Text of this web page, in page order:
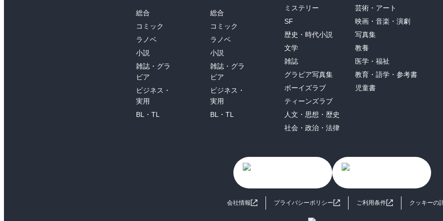
総合
コミック
ラノベ
小説
雑誌・グラ
ビア
ビジネス・
実用
BL・TL
総合
コミック
ラノベ
小説
雑誌・グラ
ビア
ビジネス・
実用
BL・TL
ミステリー
SF
歴史・時代小説
文学
雑誌
グラビア写真集
ボーイズラブ
ティーンズラブ
人文・思想・歴史
社会・政治・法律
芸術・アート
映画・音楽・演劇
写真集
教養
医学・福祉
教育・語学・参考書
児童書
会社情報 プライバシーポリシー ご利用条件 クッキーの